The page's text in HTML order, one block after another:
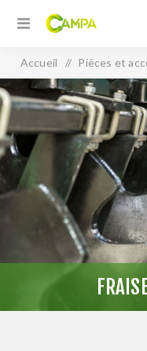
Accueil / Pièces et